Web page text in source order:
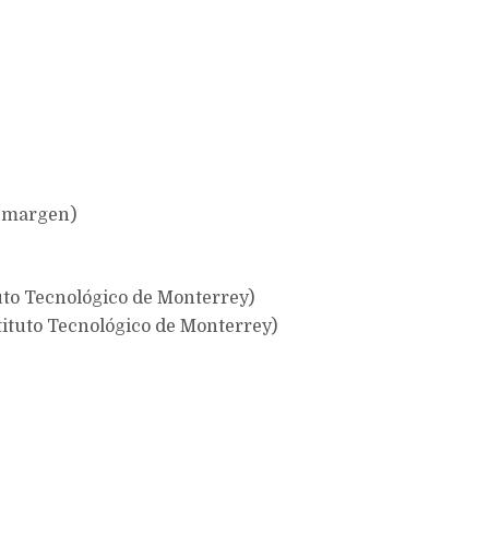
margen)
Tecnológico de Monterrey)
Tecnológico de Monterrey)